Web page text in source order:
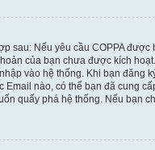
sau: Nếu yêu cầu COPPA
của bạn chưa được kích
vào hệ thống. Khi bạn đăng
nào, có thể bạn đã cung
quấy phá hệ thống. Nếu bạn